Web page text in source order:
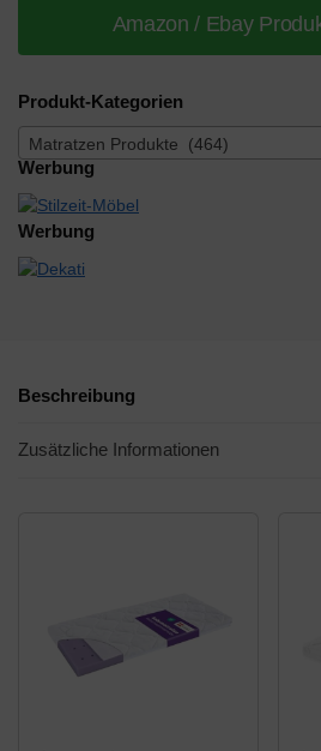
Amazon / Ebay
Produkt-Kategorien
Matratzen Produkte (464)
Werbung
Werbung
Beschreibung
Zusätzliche Informationen